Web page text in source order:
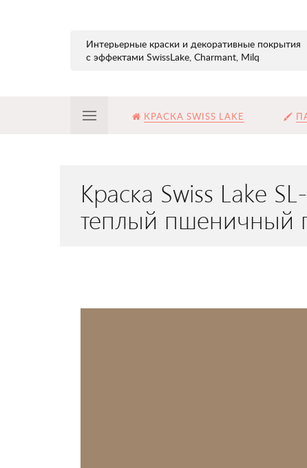
Интерьерные краски и декоративные покрытия
с эффектами SwissLake, Charmant, Milq
КРАСКА SWISS LAKE
Краска Swiss Lake
теплый пшеничный